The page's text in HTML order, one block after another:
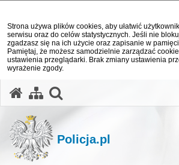
Strona używa plików cookies, aby ułatwić
serwisu oraz do celów statystycznych. Jeśli nie
zgadzasz się na ich użycie oraz zapisanie w
Pamiętaj, że możesz samodzielnie zarządzać
ustawienia przeglądarki. Brak zmiany ustawienia
wyrażenie zgody.
Policja.pl